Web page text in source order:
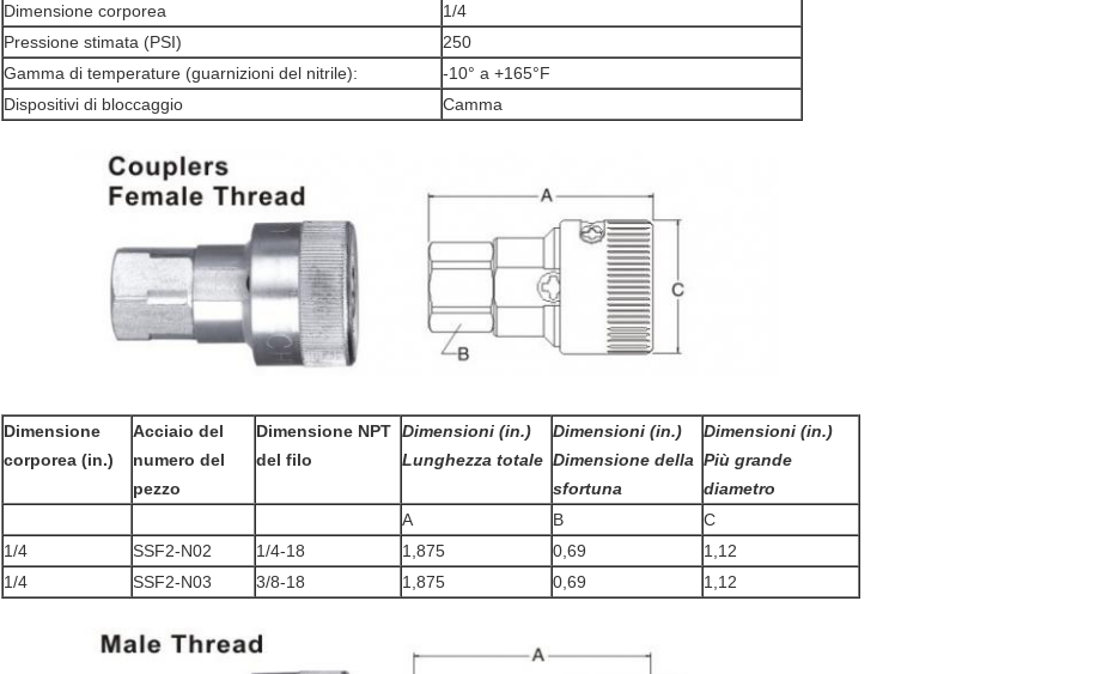
Dimensione corporea
1/4
Pressione stimata (PSI)
250
Gamma di temperature (guarnizioni del nitrile):
-10° a +165°F
Dispositivi di bloccaggio
Camma
Dimensione
corporea (in.)
Acciaio del
numero del
pezzo
Dimensione NPT
del filo
Dimensioni (in.)
Lunghezza totale
Dimensioni (in.)
Dimensione della
sfortuna
Dimensioni (in.)
Più grande
diametro
A
B
C
1/4
SSF2-N02 1/4-18 1,875 0,69
1,12
1/4
SSF2-N03 3/8-18 1,875 0,69 1,12